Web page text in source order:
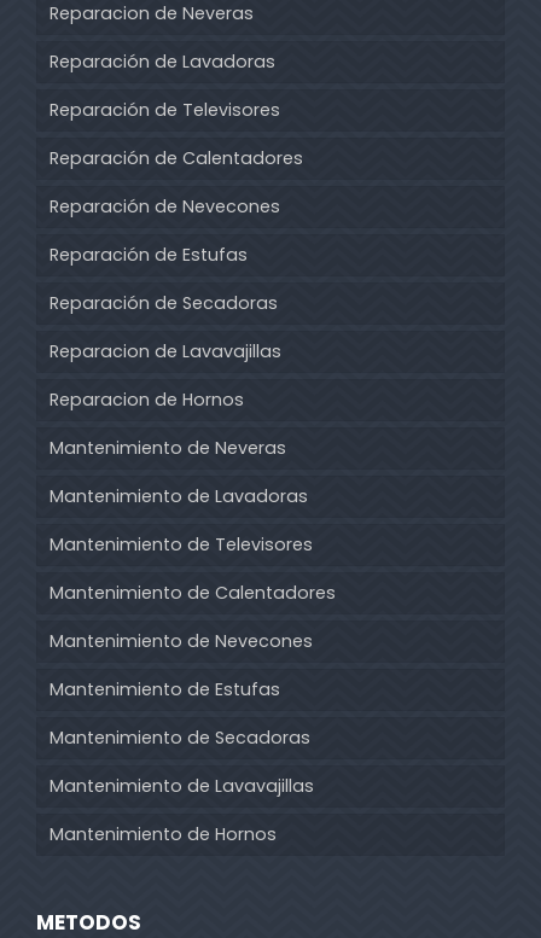
Reparacion de Neveras
Reparación de Lavadoras
Reparación de Televisores
Reparación de Calentadores
Reparación de Nevecones
Reparación de Estufas
Reparación de Secadoras
Reparacion de Lavavajillas
Reparacion de Hornos
Mantenimiento de Neveras
Mantenimiento de Lavadoras
Mantenimiento de Televisores
Mantenimiento de Calentadores
Mantenimiento de Nevecones
Mantenimiento de Estufas
Mantenimiento de Secadoras
Mantenimiento de Lavavajillas
Mantenimiento de Hornos
METODOS